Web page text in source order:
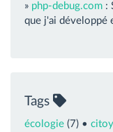
» php-debug.com :
que j'ai développé
Tags
écologie (7) •